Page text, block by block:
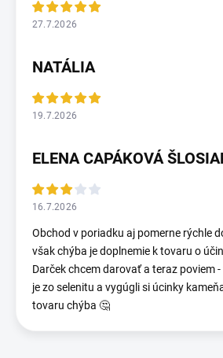
27.7.2026
NATÁLIA
19.7.2026
ELENA CAPÁKOVÁ
16.7.2026
Obchod v poriadku aj pomerne rýchle
však chýba je doplnemie k tovaru o
Darček chcem darovať a teraz poviem -
je zo selenitu a vygúgli si úcinky
tovaru chýba 🤔